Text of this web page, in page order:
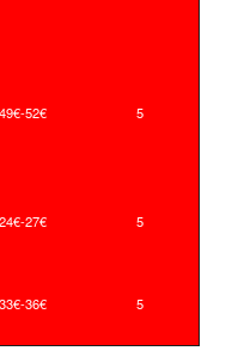
49€-52€ 5
24€-27€ 5
33€-36€ 5